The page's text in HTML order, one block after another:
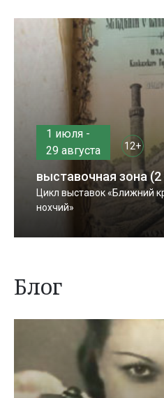
1 июля -
29 августа
12+
выставочная зона
Цикл выставок «Ближний
нохчий»
Блог